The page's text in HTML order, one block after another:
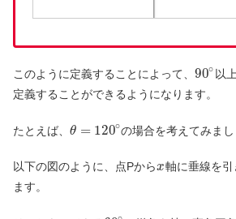
このように定義することによって、 90∘ 以
定義することができるようになります。
たとえば、 θ = 120∘の場合を考えてみまし
以下の図のように、点Pからx軸に垂線を
ます。